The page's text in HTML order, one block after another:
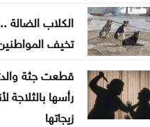
لدعم التحديث الاقتصادي
فشل أمريكا وحلف مكة
عراقجي: اتفاق وشيك مع
مسار ملاحي جديد عبر هرمز
الكلاب
تخيف
قطعت جثة
رأسها بالثلاجة
زيجاتها